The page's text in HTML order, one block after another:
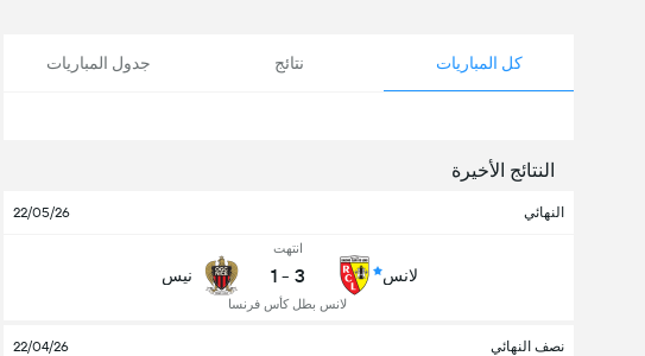
كل المباريات نتائج جدول المباريات
النتائج الأخيرة
النهائي 22/05/26
لانس
انتهت
3
-
1
لانس بطل كأس فرنسا
نيس
نصف النهائي 22/04/26